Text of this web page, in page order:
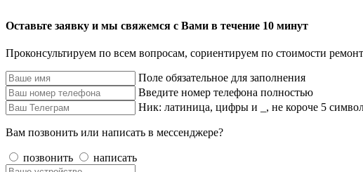
Оставьте заявку и мы свяжемся с Вами в течение 10 минут
Проконсультируем по всем вопросам, сориентируем по стоимости
Поле обязательное для заполнения
Введите номер телефона полностью
Ник: латиница, цифры и _, не короче 5
Вам позвонить или написать в мессенджере?
позвонить написать